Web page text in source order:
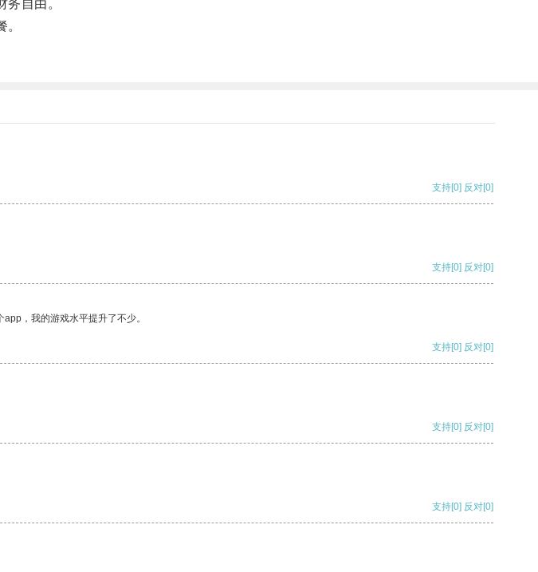
自由。
支持[0] 反对[0]
支持[0] 反对[0]
，我的游戏水平提升了不少。
支持[0] 反对[0]
支持[0] 反对[0]
支持[0] 反对[0]